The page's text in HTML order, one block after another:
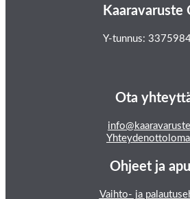
Kaaravaruste
Y-tunnus:
Ota
Ohjeet ja
Vaihto- ja